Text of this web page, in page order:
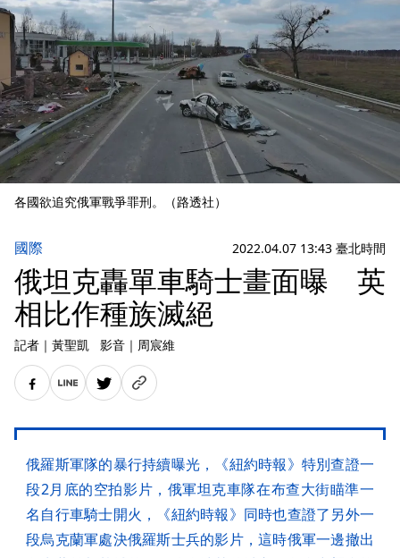
各國欲追究俄軍戰爭罪刑。（路透社）
國際 2022.04.07 13:43 臺北時間
俄坦克轟單車騎士畫面曝 英
相比作種族滅絕
記者 ｜ 黃聖凱 影音 ｜ 周宸維
俄羅斯軍隊的暴行持續曝光，《紐約時報》特別查證一
段2月底的空拍影片，俄軍坦克車隊在布查大街瞄準一
名自行車騎士開火，《紐約時報》同時也查證了另外一
段烏克蘭軍處決俄羅斯士兵的影片，這時俄軍一邊撤出